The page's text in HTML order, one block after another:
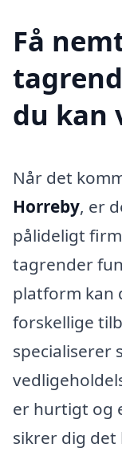
Få
du kan
Når det
Horreby, er
pålideligt
tagrender
platform kan
forskellige
specialiserer
er hurtigt og
sikrer dig det